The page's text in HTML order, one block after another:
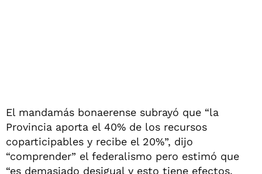
El mandamás bonaerense subrayó que “la
Provincia aporta el 40% de los recursos
coparticipables y recibe el 20%”, dijo
“comprender” el federalismo pero estimó que
“es demasiado desigual y esto tiene efectos,